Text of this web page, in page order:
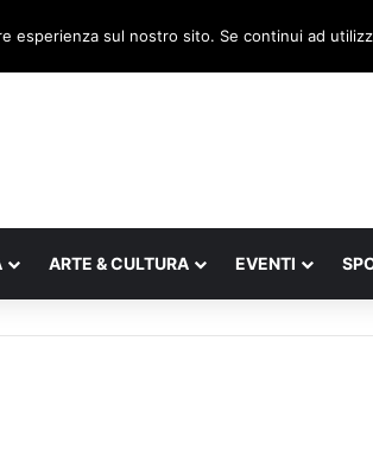
ARTE & CULTURA EVENTI
esperienza sul nostro sito. Se continui ad